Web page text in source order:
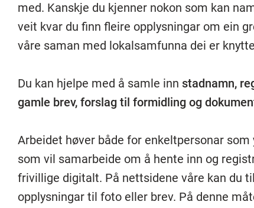
med. Kanskje du kjenner nokon som kan
veit kvar du finn fleire opplysningar om ein
våre saman med lokalsamfunna dei er
Du kan hjelpe med å samle inn stadnamn,
gamle brev, forslag til formidling og
Arbeidet høver både for enkeltpersonar
som vil samarbeide om å hente inn og
frivillige digitalt. På nettsidene våre kan du
opplysningar til foto eller brev. På denne